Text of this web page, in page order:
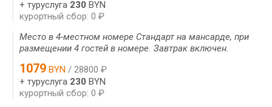
+ туруслуга 230 BYN
курортный сбор: 0 ₽
Место в 4-местном номере Стандарт на мансарде, при
размещении 4 гостей в номере. Завтрак включен.
1079 BYN / 28800 ₽
+ туруслуга 230 BYN
курортный сбор: 0 ₽